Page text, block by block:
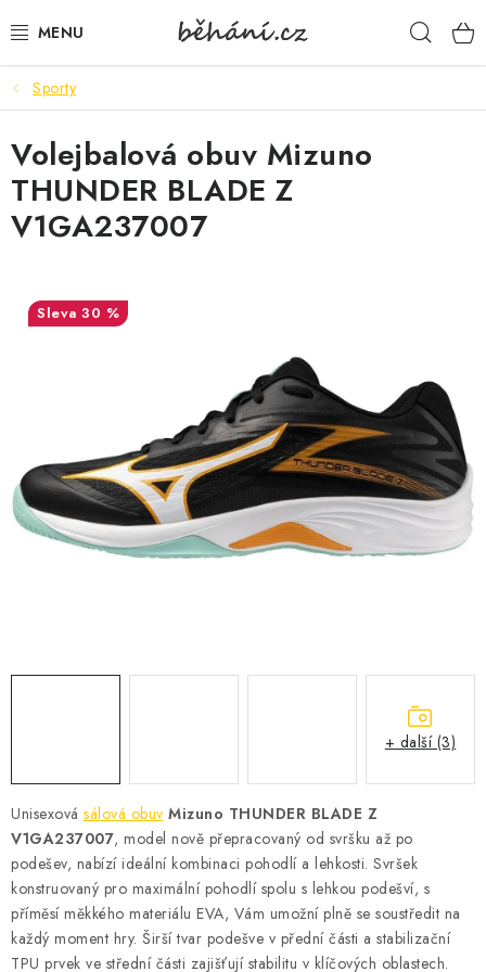
na
BOTY PÁNSKÉ
BOTY DÁMSKÉ
PÁNSKÉ OBLEČENÍ
DOPLŇKY
VELIKOSTNÍ TABULKY
KONTAKT
BOTY DĚTSKÉ
NOVINKY
NOVINKY MIZUNO
NOVINKY INOV-8
Sporty
Unisexová sálová obuv Mizuno THUNDER BLADE Z
V1GA237007, model nově přepracovaný od svršku až po
podešev, nabízí ideální kombinaci pohodlí a lehkosti. Svršek
konstruovaný pro maximální pohodlí spolu s lehkou podešví, s
příměsí měkkého materiálu EVA, Vám umožní plně se soustředit na
každý moment hry. Širší tvar podešve v přední části a stabilizační
TPU prvek ve střední části zajišťují stabilitu v klíčových oblastech.
Volejbalová obuv Mizuno
THUNDER BLADE Z
V1GA237007
30 %
+ další (3)